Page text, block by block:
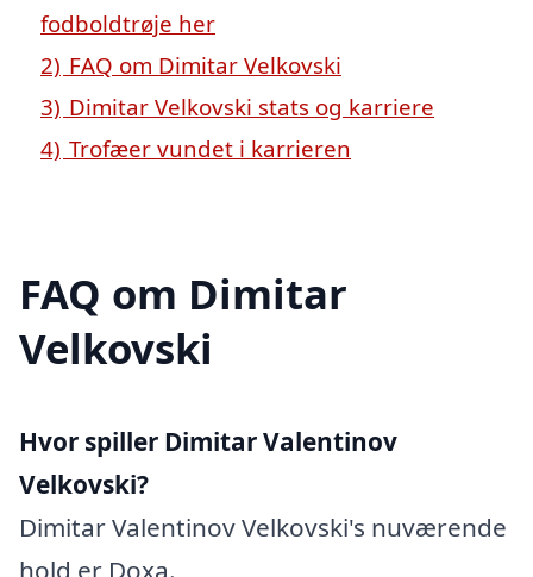
fodboldtrøje her
2) FAQ om Dimitar Velkovski
3) Dimitar Velkovski stats og karriere
4) Trofæer vundet i karrieren
FAQ om Dimitar
Velkovski
Hvor spiller Dimitar Valentinov
Velkovski?
Dimitar Valentinov Velkovski's nuværende
hold er Doxa.